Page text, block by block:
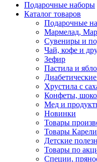
Подарочные наборы
Каталог товаров
Подарочные
Мармелад,
Сувениры и
Чай, кофе и
Зефир
Пастила и
Хрустила с
Конфеты,
Мед и
Новинки
Товары
Товары
Детские
Товары по
Специи,